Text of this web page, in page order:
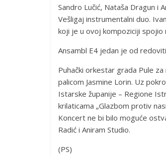
Sandro Lučić, Nataša Dragun i
Vešligaj instrumentalni duo.
koji je u ovoj kompoziciji spojio
Ansambl E4 jedan je od
Puhački orkestar grada Pule
palicom Jasmine Lorin. Uz
Istarske županije – Regione
krilaticama „Glazbom protiv
Koncert ne bi bilo moguće
Radić i Aniram Studio.
(PS)